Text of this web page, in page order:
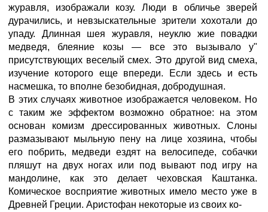
журавля, изображали козу. Люди в обличье зверей
дурачились, и невзыскательные зрители хохотали до
упаду. Длинная шея журавля, неуклю жие повадки
медведя, блеяние козы — все это вызывало у"
присутствующих веселый смех. Это другой вид смеха,
изучение которого еще впереди. Если здесь и есть
насмешка, то вполне безобидная, добродушная.
В этих случаях животное изображается человеком. Но
с таким же эффектом возможно обратное: на этом
основан комизм дрессированных животных. Слоны
размазывают мыльную пену на лице хозяина, чтобы
его побрить, медведи ездят на велосипеде, собачки
пляшут на двух ногах или под вывают под игру на
мандолине, как это делает чеховская Каштанка.
Комическое восприятие животных имело место уже в
Древней Греции. Аристофан некоторые из своих ко-